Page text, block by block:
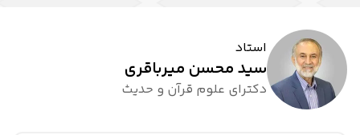
استاد
سید محسن میرباقری
دکترای علوم قرآن و حدیث